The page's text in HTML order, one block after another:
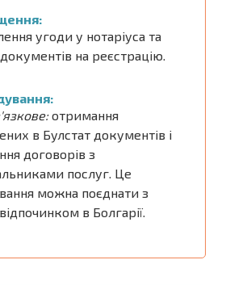
угоди у нотаріуса та
на реєстрацію.
отримання
в Булстат документів і
договорів з
послуг. Це
можна поєднати з
в Болгарії.